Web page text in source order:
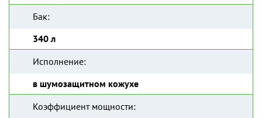
Бак:
340 л
Исполнение:
в шумозащитном кожухе
Коэффициент мощности: